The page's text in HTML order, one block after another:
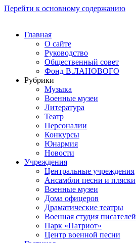
Перейти к основному содержанию
Главная
О сайте
Руководство
Общественный совет
Фонд В.ЛАНОВОГО
Рубрики
Музыка
Военные музеи
Литература
Театр
Персоналии
Конкурсы
Юнармия
Новости
Учреждения
Центральные учреждения
Ансамбли песни и пляски
Военные музеи
Дома офицеров
Драматические театры
Военная студия писателей
Парк «Патриот»
Центр военной песни